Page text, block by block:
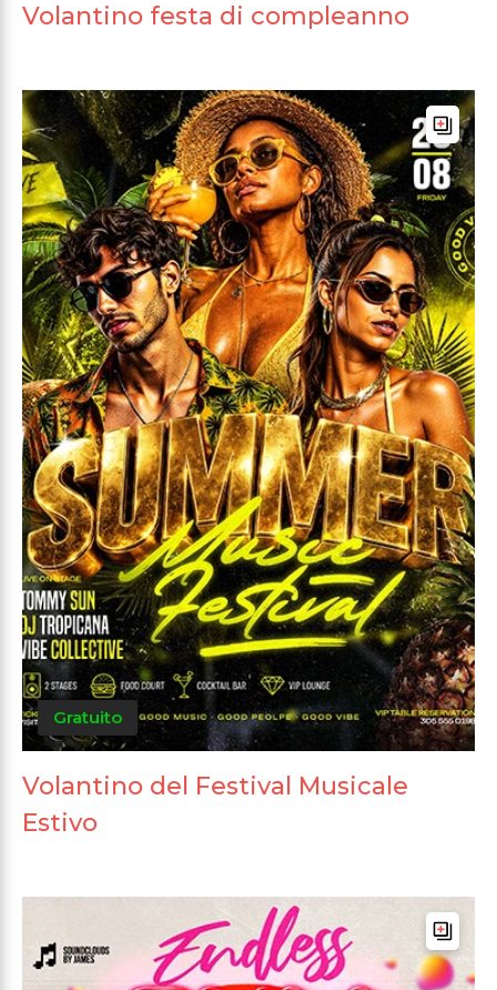
Volantino festa di compleanno
Gratuito
Volantino del Festival Musicale
Estivo